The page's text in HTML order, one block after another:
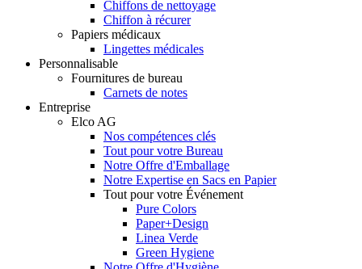
Chiffons de nettoyage
Chiffon à récurer
Papiers médicaux
Lingettes médicales
Personnalisable
Fournitures de bureau
Carnets de notes
Entreprise
Elco AG
Nos compétences clés
Tout pour votre Bureau
Notre Offre d'Emballage
Notre Expertise en Sacs en Papier
Tout pour votre Événement
Pure Colors
Paper+Design
Linea Verde
Green Hygiene